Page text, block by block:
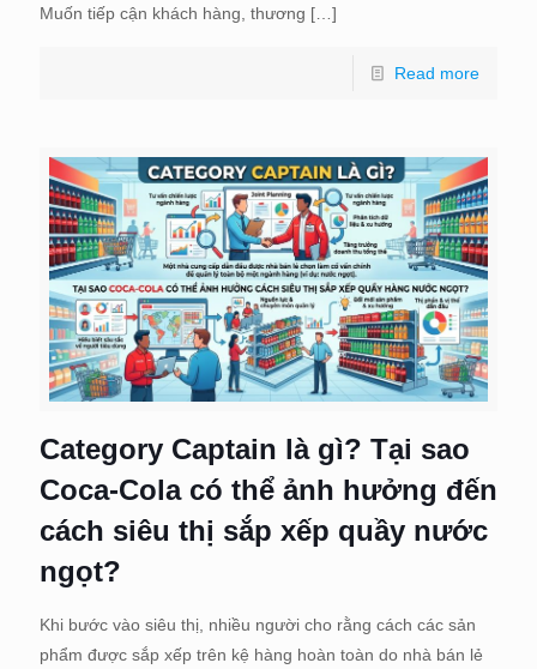
Muốn tiếp cận khách hàng, thương […]
Read more
Category Captain là gì? Tại sao
Coca-Cola có thể ảnh hưởng đến
cách siêu thị sắp xếp quầy nước
ngọt?
Khi bước vào siêu thị, nhiều người cho rằng cách các sản
phẩm được sắp xếp trên kệ hàng hoàn toàn do nhà bán lẻ